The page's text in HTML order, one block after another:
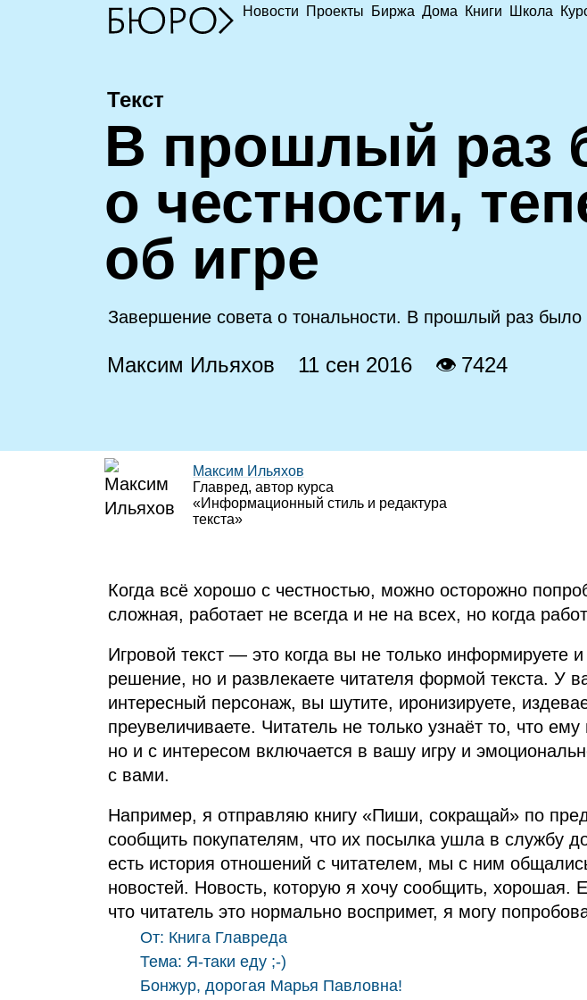
Новости Проекты Биржа Дома Книги Школа
Текст
В прошлый раз
о честности,
об игре
Завершение совета о тональности. В прошлый раз было
Максим Ильяхов 11 сен 2016 👁 7424
Максим Ильяхов
Главред, автор курса
«Информационный стиль и редактура
текста»
Когда всё хорошо с честностью, можно осторожно
сложная, работает не всегда и не на всех, но когда
Игровой текст — это когда вы не только информируете и
решение, но и развлекаете читателя формой текста. У
интересный персонаж, вы шутите, иронизируете,
преувеличиваете. Читатель не только узнаёт то, что ему
но и с интересом включается в вашу игру и
с вами.
Например, я отправляю книгу «Пиши, сокращай» по
сообщить покупателям, что их посылка ушла в службу
есть история отношений с читателем, мы с ним
новостей. Новость, которую я хочу сообщить, хорошая.
что читатель это нормально воспримет, я могу
От: Книга Главреда
Тема: Я‑таки еду ;‑)
Бонжур, дорогая Марья Павловна!